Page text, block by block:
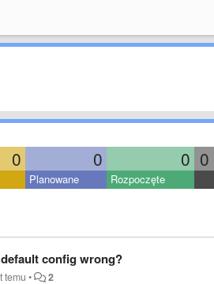
0 0 0 0
Planowane Rozpoczęte
config wrong?
temu • 2